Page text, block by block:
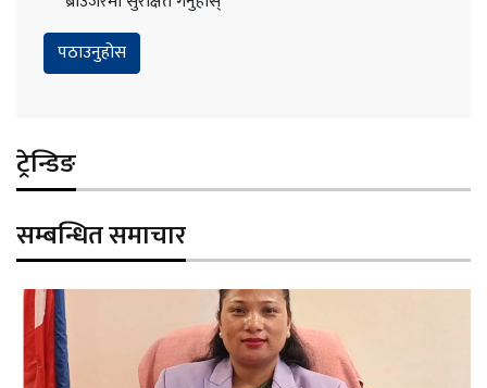
ट्रेन्डिङ
सम्बन्धित समाचार